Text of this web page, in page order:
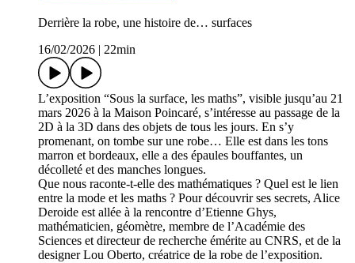
Derrière la robe, une histoire de… surfaces
16/02/2026
22min
L’exposition “Sous la surface, les maths”, visible jusqu’au 21
mars 2026 à la Maison Poincaré, s’intéresse au passage de la
2D à la 3D dans des objets de tous les jours. En s’y
promenant, on tombe sur une robe… Elle est dans les tons
marron et bordeaux, elle a des épaules bouffantes, un
décolleté et des manches longues.
Que nous raconte-t-elle des mathématiques ? Quel est le lien
entre la mode et les maths ? Pour découvrir ses secrets, Alice
Deroide est allée à la rencontre d’Etienne Ghys,
mathématicien, géomètre, membre de l’Académie des
Sciences et directeur de recherche émérite au CNRS, et de la
designer Lou Oberto, créatrice de la robe de l’exposition.